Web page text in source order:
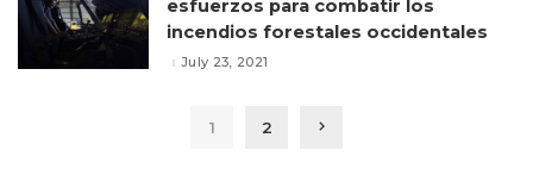
esfuerzos para combatir los
incendios forestales occidentales
July 23, 2021
1 2